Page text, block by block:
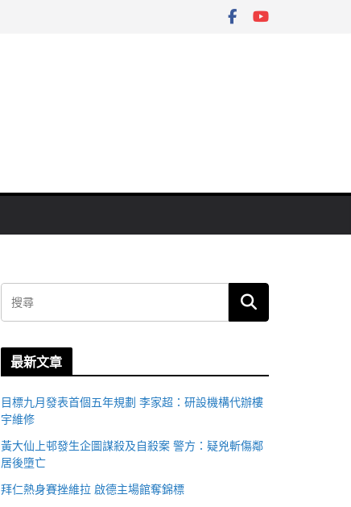
最新文章
目標九月發表首個五年規劃 李家超：研設機構代辦樓
宇維修
黃大仙上邨發生企圖謀殺及自殺案 警方：疑兇斬傷鄰
居後墮亡
拜仁熱身賽挫維拉 啟德主場館奪錦標